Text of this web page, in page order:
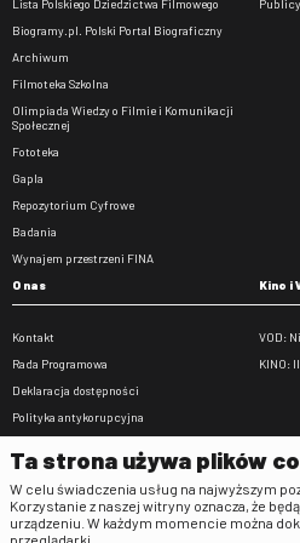
Lista Polskiego Dziedzictwa Filmowego
Biogramy.pl. Polski Portal Biograficzny
Archiwum
Filmoteka Szkolna
Olimpiada Wiedzy o Filmie i Komunikacji
Społecznej
Fototeka
Gapla
Repozytorium Cyfrowe
Badania
Wynajem przestrzeni FINA
O nas
Kontakt
Rada Programowa
Deklaracja dostępności
Polityka antykorupcyjna
Zamówienia publiczne
Praca w FINA
Kino i
VOD:
KINO:
Regulaminy
Ta strona używa plików
W celu świadczenia usług na najwyższym
Korzystanie z naszej witryny oznacza, że
urządzeniu. W każdym momencie można
przeglądarki